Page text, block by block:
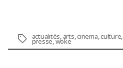
Étiquettes
actualités, arts,cinema,culture,
presse,woke